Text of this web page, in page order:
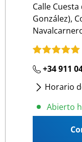
Calle
González),
+34 911
Horario
Lunes-
Abierto